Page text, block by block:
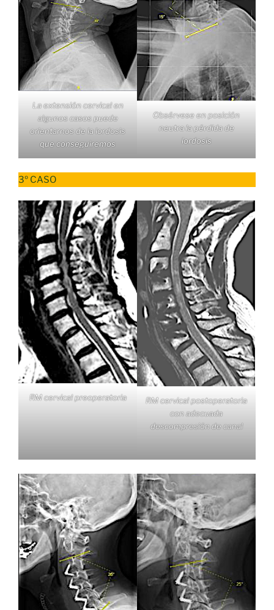
La extensión cervical en
algunos casos puede
orientarnos de la lordosis
que conseguiremos
Obsérvese en posición
neutra la pérdida de
lordosis
3º CASO
RM cervical preoperatoria
RM cervical postoperatoria
con adecuada
descompresión de canal